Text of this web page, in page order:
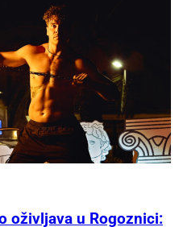
oživljava u Rogoznici: